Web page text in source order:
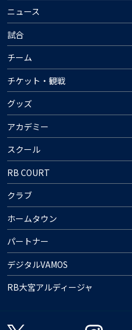
ニュース
試合
チーム
チケット・観戦
グッズ
アカデミー
スクール
RB COURT
クラブ
ホームタウン
パートナー
デジタルVAMOS
RB大宮アルディージャ